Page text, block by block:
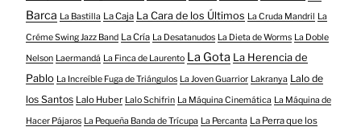
Barca La Bastilla La Caja La Cara de los Últimos La Cruda Mandril La
Créme Swing Jazz Band La Cría La Desatanudos La Dieta de Worms La Doble
Nelson Laermandá La Finca de Laurento La Gota La Herencia de
Pablo La Increíble Fuga de Triángulos La Joven Guarrior Lakranya Lalo de
los Santos Lalo Huber Lalo Schifrin La Máquina Cinemática La Máquina de
Hacer Pájaros La Pequeña Banda de Trícupa La Percanta La Perra que los